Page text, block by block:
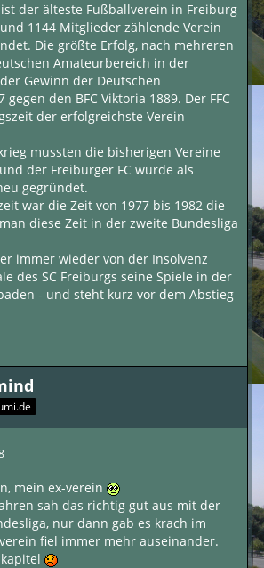
der älteste Fußballverein in Freiburg
1144 Mitglieder zählende Verein
Die größte Erfolg, nach mehreren
Amateurbereich in der
Gewinn der Deutschen
den BFC Viktoria 1889. Der FFC
der erfolgreichste Verein
mussten die bisherigen Vereine
der Freiburger FC wurde als
gegründet.
war die Zeit von 1977 bis 1982 die
diese Zeit in der zweite Bundesliga
immer wieder von der Insolvenz
des SC Freiburgs seine Spiele in der
- und steht kurz vor dem Abstieg
mein ex-verein
sah das richtig gut aus mit der
nur dann gab es krach im
fiel immer mehr auseinander.